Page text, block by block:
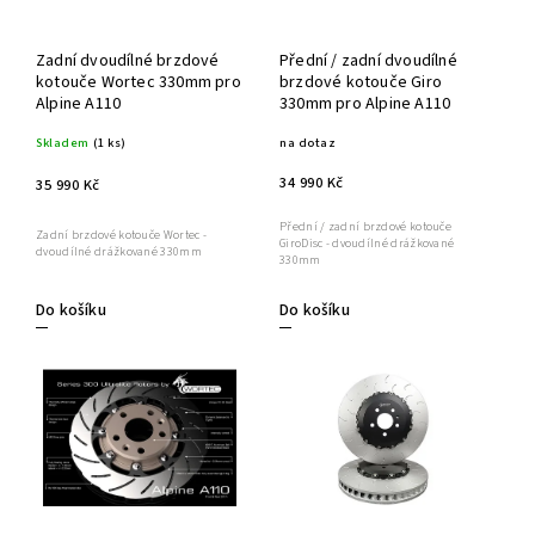
Zadní dvoudílné brzdové
kotouče Wortec 330mm pro
Alpine A110
Skladem (1 ks)
35 990 Kč
Do košíku
Zadní brzdové kotouče Wortec -
dvoudílné drážkované 330mm
Přední / zadní dvoudílné
brzdové kotouče Giro
330mm pro Alpine A110
na dotaz
34 990 Kč
Do košíku
Přední / zadní brzdové kotouče
GiroDisc - dvoudílné drážkované
330mm